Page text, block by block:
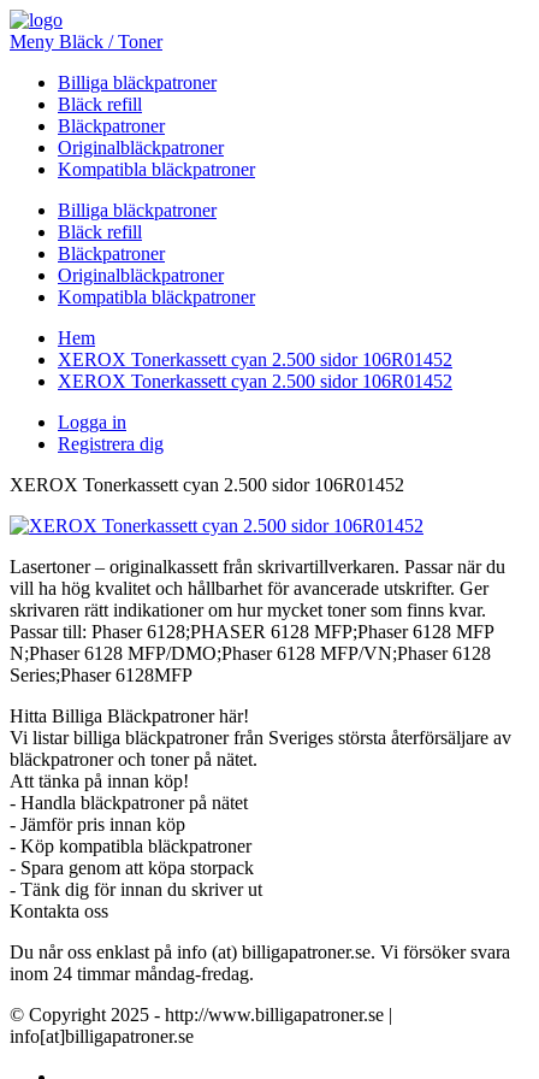
Meny Bläck / Toner
Billiga bläckpatroner
Bläck refill
Bläckpatroner
Originalbläckpatroner
Kompatibla bläckpatroner
Billiga bläckpatroner
Bläck refill
Bläckpatroner
Originalbläckpatroner
Kompatibla bläckpatroner
Hem
XEROX Tonerkassett cyan 2.500 sidor 106R01452
XEROX Tonerkassett cyan 2.500 sidor 106R01452
Logga in
Registrera dig
XEROX Tonerkassett cyan 2.500 sidor 106R01452
Lasertoner – originalkassett från skrivartillverkaren. Passar när du
vill ha hög kvalitet och hållbarhet för avancerade utskrifter. Ger
skrivaren rätt indikationer om hur mycket toner som finns kvar.
Passar till: Phaser 6128;PHASER 6128 MFP;Phaser 6128 MFP
N;Phaser 6128 MFP/DMO;Phaser 6128 MFP/VN;Phaser 6128
Series;Phaser 6128MFP
Hitta Billiga Bläckpatroner här!
Vi listar billiga bläckpatroner från Sveriges största återförsäljare av
bläckpatroner och toner på nätet.
Att tänka på innan köp!
- Handla bläckpatroner på nätet
- Jämför pris innan köp
- Köp kompatibla bläckpatroner
- Spara genom att köpa storpack
- Tänk dig för innan du skriver ut
Kontakta oss
Du når oss enklast på info (at) billigapatroner.se. Vi försöker svara
inom 24 timmar måndag-fredag.
© Copyright 2025 - http://www.billigapatroner.se |
info[at]billigapatroner.se